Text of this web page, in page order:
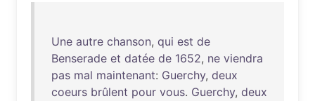
Une autre chanson, qui est de
Benserade et datée de 1652, ne viendra
pas mal maintenant: Guerchy, deux
coeurs brûlent pour vous. Guerchy, deux